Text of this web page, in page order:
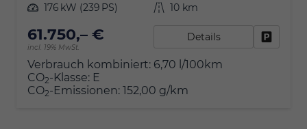
Leistung 176 kW (239 PS) Kilometerstand 10 km
61.750,– €
incl. 19% MwSt.
Details
Verbrauch kombiniert: 6,70 l/100km
CO2-Klasse: E
CO2-Emissionen: 152,00 g/km